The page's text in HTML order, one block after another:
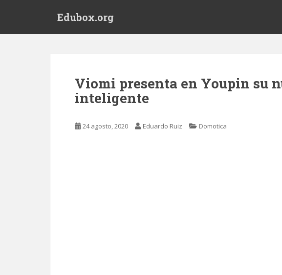
Edubox.org
Viomi presenta en Youpin su
inteligente
24 agosto, 2020 Eduardo Ruiz Domotica